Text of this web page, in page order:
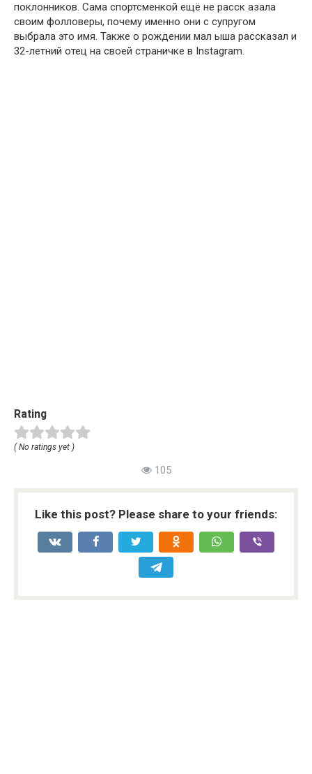
поклонников. Сама спортсменкой ещё не расск азала
своим фолловеры, почему именно они с супругом
выбрала это имя. Также о рождении мал ыша рассказал и
32-летний отец на своей страничке в Instagram.
Rating
( No ratings yet )
105
Like this post? Please share to your friends: